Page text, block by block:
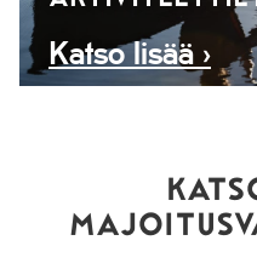
Katso lisää ›